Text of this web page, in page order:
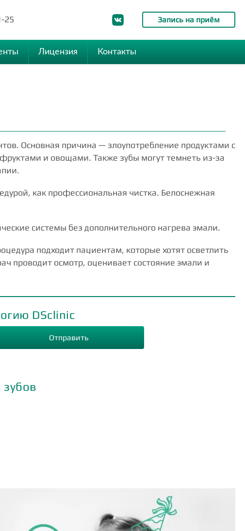
25 Запись на приём
Лицензия Контакты
Основная причина — злоупотребление продуктами с
и овощами. Также зубы могут темнеть из-за
как профессиональная чистка. Белоснежная
системы без дополнительного нагрева эмали.
подходит пациентам, которые хотят осветлить
проводит осмотр, оценивает состояние эмали и
DSclinic